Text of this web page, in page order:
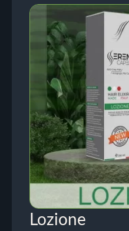
Lozione